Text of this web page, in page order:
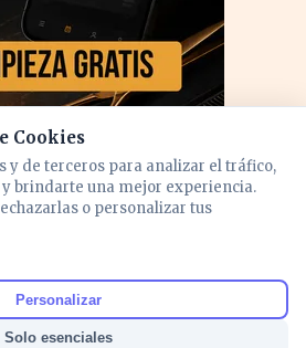
Cookies
y de terceros para analizar el tráfico,
brindarte una mejor experiencia.
o personalizar tus
Personalizar
Solo esenciales